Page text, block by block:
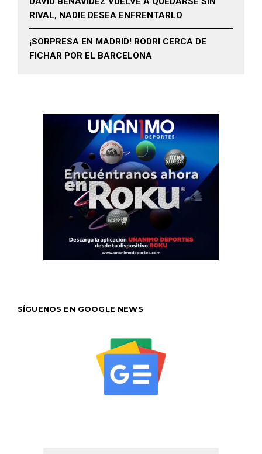
RIVAL, NADIE DESEA ENFRENTARLO
¡SORPRESA EN MADRID! RODRI CERCA DE
FICHAR POR EL BARCELONA
SÍGUENOS EN GOOGLE NEWS